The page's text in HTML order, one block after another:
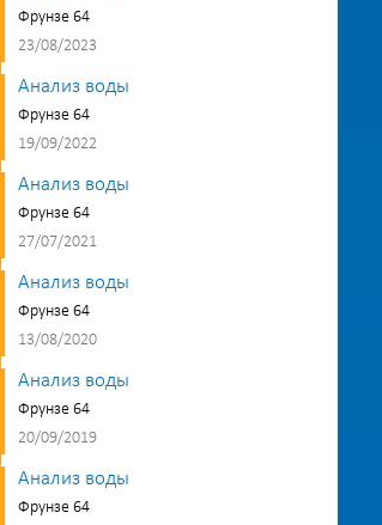
Фрунзе 64
23/08/2023
Анализ воды
Фрунзе 64
19/09/2022
Анализ воды
Фрунзе 64
27/07/2021
Анализ воды
Фрунзе 64
13/08/2020
Анализ воды
Фрунзе 64
20/09/2019
Анализ воды
Фрунзе 64